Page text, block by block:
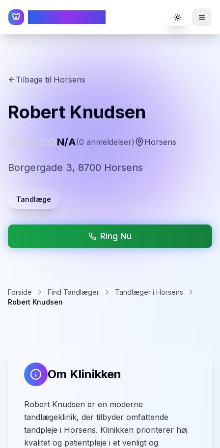
🦷 Toggle
Tilbage til Horsens
Robert Knudsen
N/A(0 anmeldelser) Horsens
Borgergade 3, 8700 Horsens
Tandlæge
Ring Nu
Forside Find Tandlæger
Tandlæger i Horsens
Robert Knudsen
Om Klinikken
Robert Knudsen er en moderne
tandlægeklinik, der tilbyder omfattende
tandpleje i Horsens. Klinikken prioriterer høj
kvalitet og patientpleje i et venligt og